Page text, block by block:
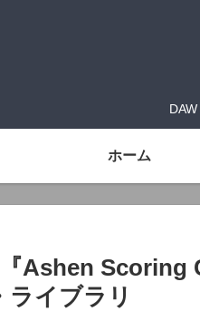
ホーム
Ashen Scoring
ライブラリ